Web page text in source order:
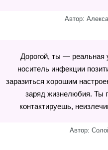
Автор:
Дорогой, ты — реальная
носитель инфекции
заразиться хорошим
заряд жизнелюбия. Ты
контактируешь,
Автор: